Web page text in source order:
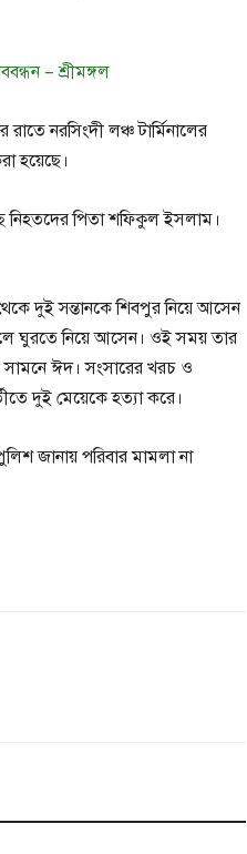
– শ্রীমঙ্গল
নরসিংদী লঞ্চ টার্মিনালের
হয়েছে।
নিহতদের পিতা শফিকুল ইসলাম।
দুই সন্তানকে শিবপুর নিয়ে আসেন
ঘুরতে নিয়ে আসেন। ওই সময় তার
সামনে ঈদ। সংসারের খরচ ও
দুই মেয়েকে হত্যা করে।
জানায় পরিবার মামলা না